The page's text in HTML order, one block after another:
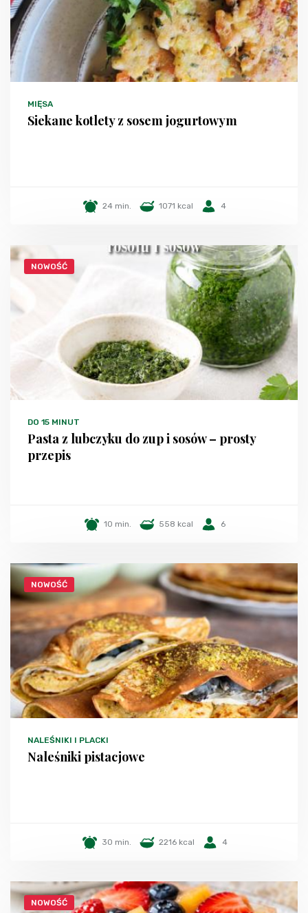
MIĘSA
Siekane kotlety z sosem jogurtowym
24 min. 1071 kcal 4
NOWOŚĆ
DO 15 MINUT
Pasta z lubczyku do zup i sosów – prosty
przepis
10 min. 558 kcal 6
NOWOŚĆ
NALEŚNIKI I PLACKI
Naleśniki pistacjowe
30 min. 2216 kcal 4
NOWOŚĆ